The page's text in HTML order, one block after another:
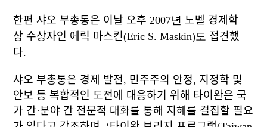
한편 샤오 부총통은 이날 오후 2007년노벨 경제학
상 수상자인 에릭 마스킨(Eric S. Maskin)도 접견했
다.
샤오 부총통은 경제 발전, 민주주의 안정, 지정학 및
안보 등 복합적인 도전에 대응하기 위해 타이완은 국
가 간·분야 간 전문적 대화를 통해 지혜를 결집할 필요